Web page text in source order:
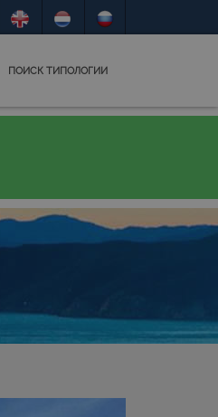
ПОИСК ТИПОЛОГИИ